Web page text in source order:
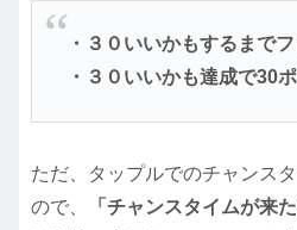
・３０いいかもするまで
・３０いいかも達成で30
ただ、タップルでのチャンス
ので、
「チャンスタイムが来